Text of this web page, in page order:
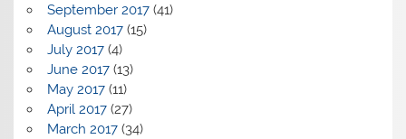
September 2017(41)
August 2017(15)
July 2017(4)
June 2017(13)
May 2017(11)
April 2017(27)
March 2017(34)